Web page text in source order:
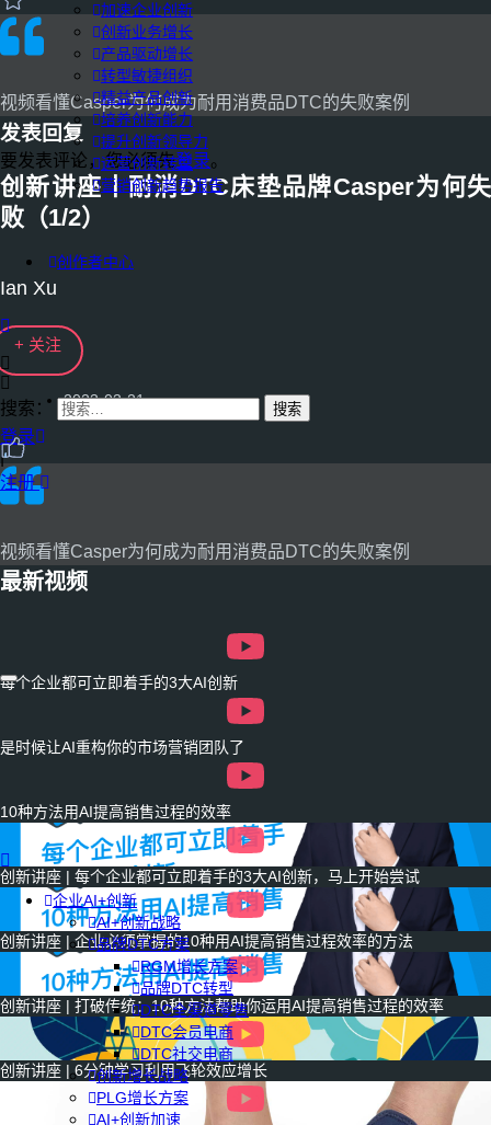
加速企业创新
创新业务增长
产品驱动增长
转型敏捷组织
精益产品创新
培养创新能力
提升创新领导力
运营创新转型
营销创新趋势报告
创作者中心
搜索：
登录
|
注册
企业AI+创新
AI+创新战略
品牌DTC方案
RGM增长方案
品牌DTC转型
DTC全渠道零售
DTC会员电商
DTC社交电商
创新增长战略
PLG增长方案
AI+创新加速
视频看懂Casper为何成为耐用消费品DTC的失败案例
发表回复
要发表评论，您必须先登录。
创新讲座丨耐消DTC床垫品牌Casper为何失
败（1/2）
Ian Xu
+ 关注
2023-03-21
视频看懂Casper为何成为耐用消费品DTC的失败案例
最新视频
每个企业都可立即着手的3大AI创新
是时候让AI重构你的市场营销团队了
10种方法用AI提高销售过程的效率
创新讲座 | 每个企业都可立即着手的3大AI创新，马上开始尝试
创新讲座 | 企业必须掌握的10种用AI提高销售过程效率的方法
创新讲座 | 打破传统：10种方法帮助你运用AI提高销售过程的效率
创新讲座 | 6分钟学习利用飞轮效应增长